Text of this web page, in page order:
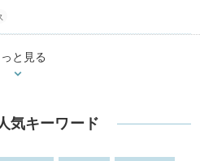
と見る
気キーワード